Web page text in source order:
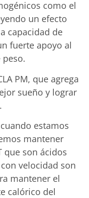
como el
un efecto
capacidad de
fuerte apoyo al
PM, que agrega
sueño y lograr
estamos
mantener
que son ácidos
velocidad son
mantener el
calórico del